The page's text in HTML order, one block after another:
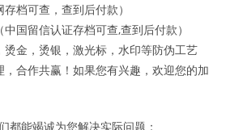
存档可查，查到后付款）
国留信认证存档可查,查到后付款）
金，烫银，激光标，水印等防伪工艺
合作共赢！如果您有兴趣，欢迎您的加
都能竭诚为您解决实际问题；